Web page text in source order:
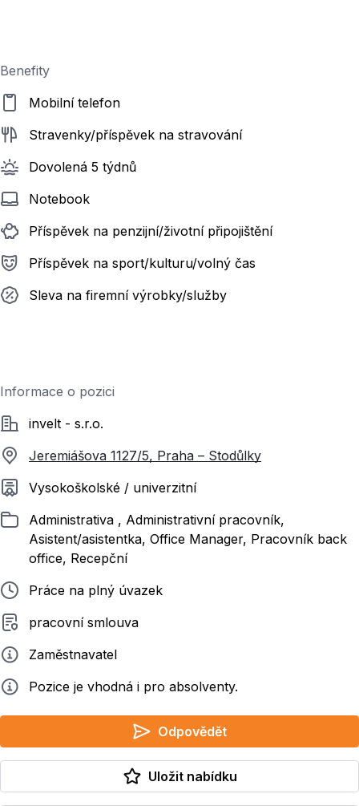
Benefity
Mobilní telefon
Stravenky/příspěvek na stravování
Dovolená 5 týdnů
Notebook
Příspěvek na penzijní/životní připojištění
Příspěvek na sport/kulturu/volný čas
Sleva na firemní výrobky/služby
Informace o pozici
Společnostinvelt - s.r.o.
Jeremiášova 1127/5, Praha – Stodůlky
Požadované vzdělání
Vysokoškolské / univerzitní
ZařazenoAdministrativa , Administrativní pracovník,
Asistent/asistentka, Office Manager, Pracovník back
office, Recepční
Typ pracovního poměru
Práce na plný úvazek
Typ smluvního vztahu
pracovní smlouva
ZadavatelZaměstnavatel
Info Pozice je vhodná i pro absolventy.
Odpovědět
Uložit nabídku